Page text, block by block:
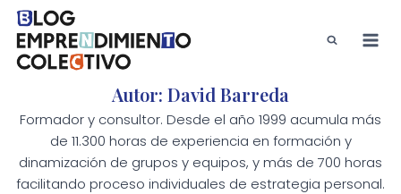
Saltar
contenido
Autor: David Barreda
Formador y consultor. Desde el año 1999 acumula más
de 11.300 horas de experiencia en formación y
dinamización de grupos y equipos, y más de 700 horas
facilitando proceso individuales de estrategia personal.